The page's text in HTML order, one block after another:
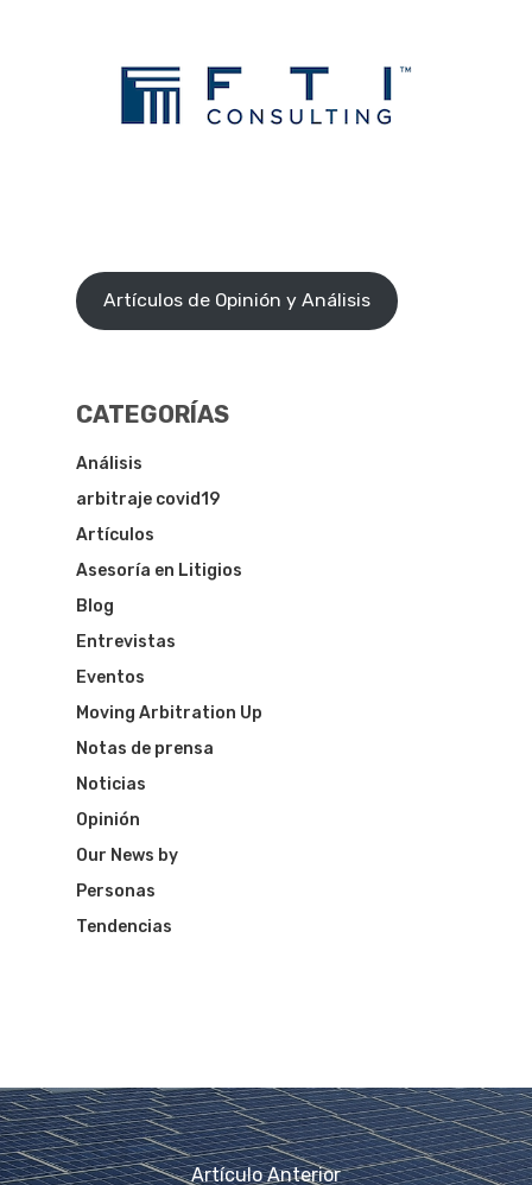
Artículos de Opinión y Análisis
CATEGORÍAS
Análisis
arbitraje covid19
Artículos
Asesoría en Litigios
Blog
Entrevistas
Eventos
Moving Arbitration Up
Notas de prensa
Noticias
Opinión
Our News by
Personas
Tendencias
Artículo Anterior